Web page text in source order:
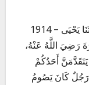
1914 – حَدَّثَنَا مُسْلِمُ بْنُ إِبْرَاهِيمَ، حَدَّثَنَا هِشَامٌ، حَدَّثَنَا يَحْيَى
رَضِيَ اللَّهُ عَنْهُ،
أَحَدُكُمْ
رَجُلٌ كَانَ يَصُومُ